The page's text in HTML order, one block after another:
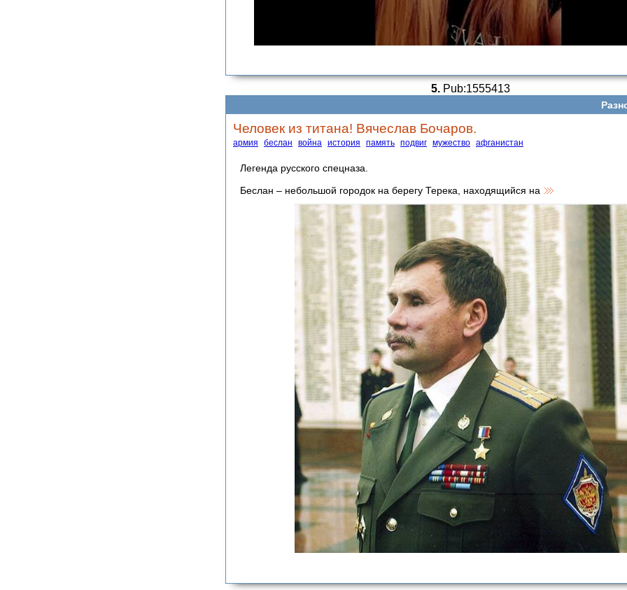
5.Pub:1555413
Человек из титана! Вячеслав Бочаров.
армия беслан война история память подвиг мужество афганистан
Легенда русского спецназа.
Беслан – небольшой городок на берегу Терека, находящийся на